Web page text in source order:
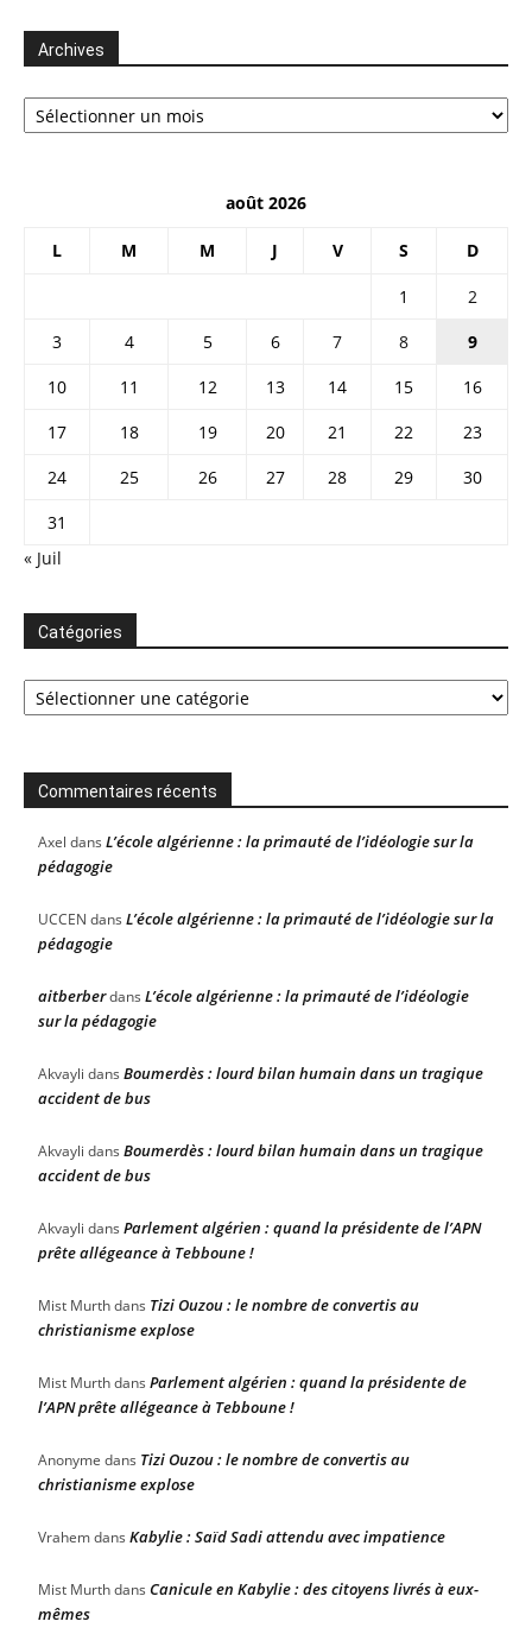
Archives
Archives
août 2026
L M M J V S D
1
2
3
4 5 6 7 8
9
10
11 12 13 14 15
16
17
18 19 20 21 22
23
24
25 26 27 28 29
30
31
« Juil
Catégories
Catégories
Commentaires récents
Axel dans L’école algérienne : la primauté de l’idéologie sur la
pédagogie
UCCEN dans L’école algérienne : la primauté de l’idéologie sur la
pédagogie
aitberberdans L’école algérienne : la primauté de l’idéologie
sur la pédagogie
Akvayli dans Boumerdès : lourd bilan humain dans un tragique
accident de bus
Akvayli dans Boumerdès : lourd bilan humain dans un tragique
accident de bus
Akvayli dans Parlement algérien : quand la présidente de l’APN
prête allégeance à Tebboune !
Mist Murthdans Tizi Ouzou : le nombre de convertis au
christianisme explose
Mist Murthdans Parlement algérien : quand la présidente de
l’APN prête allégeance à Tebboune !
Anonyme dans Tizi Ouzou : le nombre de convertis au
christianisme explose
Vrahemdans Kabylie : Saïd Sadi attendu avec impatience
Mist Murthdans Canicule en Kabylie : des citoyens livrés à eux-
mêmes